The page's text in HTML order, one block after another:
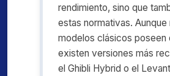
rendimiento, sino que
estas normativas. Aunque
modelos clásicos poseen
existen versiones más
el Ghibli Hybrid o el